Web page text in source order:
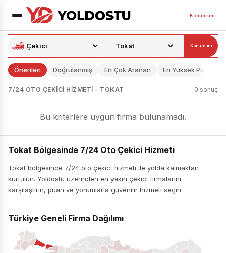
Konumum
Konumum
Önerilen Doğrulanmış En Çok Aranan En Yüksek Puan
7/24 OTO ÇEKICI HIZMETI - TOKAT 0 sonuç
Bu kriterlere uygun firma bulunamadı.
Tokat Bölgesinde 7/24 Oto Çekici Hizmeti
Tokat bölgesinde 7/24 oto çekici hizmeti ile yolda kalmaktan
kurtulun. Yoldostu üzerinden en yakın çekici firmalarını
karşılaştırın, puan ve yorumlarla güvenilir hizmeti seçin.
Türkiye Geneli Firma Dağılımı